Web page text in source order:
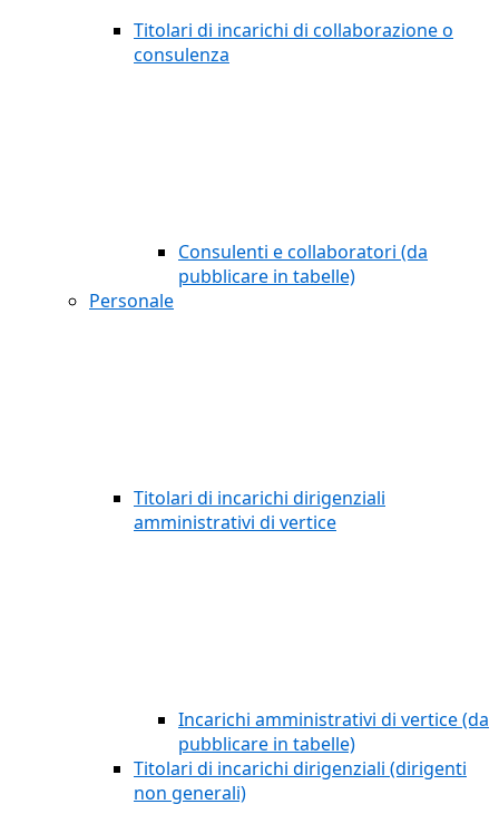
Titolari di incarichi di collaborazione o
consulenza
Consulenti e collaboratori (da
pubblicare in tabelle)
Personale
Titolari di incarichi dirigenziali
amministrativi di vertice
Incarichi amministrativi di vertice (da
pubblicare in tabelle)
Titolari di incarichi dirigenziali (dirigenti
non generali)